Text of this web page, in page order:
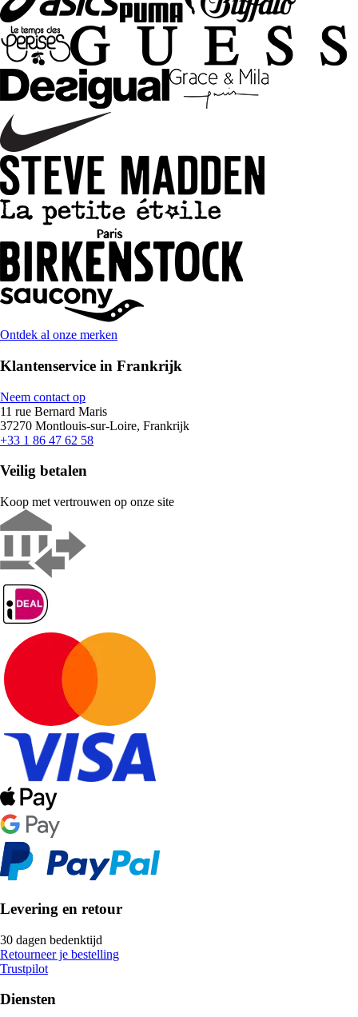
Ontdek al onze merken
Klantenservice in Frankrijk
Neem contact op
11 rue Bernard Maris
37270 Montlouis-sur-Loire, Frankrijk
+33 1 86 47 62 58
Veilig betalen
Koop met vertrouwen op onze site
Levering en retour
30 dagen bedenktijd
Retourneer je bestelling
Trustpilot
Diensten